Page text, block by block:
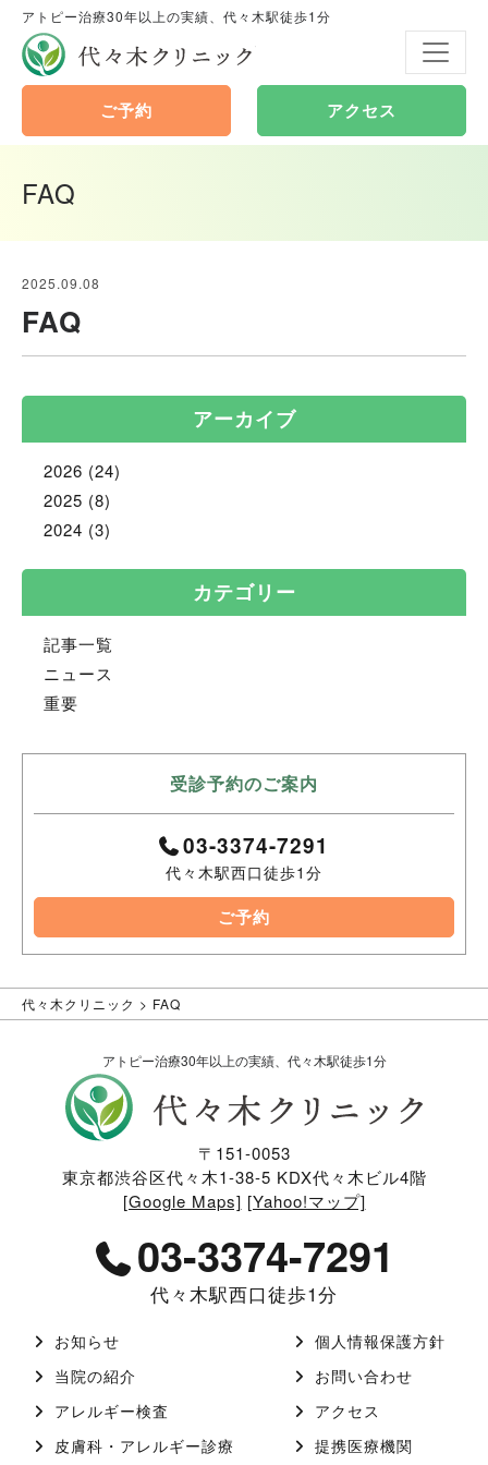
アトピー治療30年以上の実績、代々木駅徒歩1分
代々木クリニック
ご予約 アクセス
FAQ
2025.09.08
FAQ
アーカイブ
2026 (24)
2025 (8)
2024 (3)
カテゴリー
記事一覧
ニュース
重要
受診予約のご案内
03-3374-7291
代々木駅西口徒歩1分
ご予約
代々木クリニック > FAQ
アトピー治療30年以上の実績、代々木駅徒歩1分
〒151-0053
東京都渋谷区代々木1-38-5 KDX代々木ビル4階
[Google Maps] [Yahoo!マップ]
03-3374-7291
代々木駅西口徒歩1分
お知らせ
当院の紹介
アレルギー検査
皮膚科・アレルギー診療
個人情報保護方針
お問い合わせ
アクセス
提携医療機関